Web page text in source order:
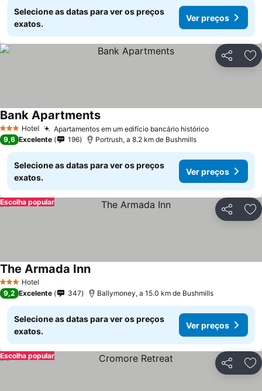
Selecione as datas para ver os preços
exatos.
Ver preços
Partilhar
3 EstrelasHotel Apartamentos em um edifício bancário históricoVer preços
Bank ApartmentsVer preços
9,6 Excelente 196 Portrush, a 8.2 km de Bushmills
Selecione as datas para ver os preços
exatos.
Ver preços
Partilhar
Escolha popular
3 EstrelasHotel
The Armada InnVer preços
9,2 Excelente 347 Ballymoney, a 15.0 km de Bushmills
Selecione as datas para ver os preços
exatos.
Ver preços
Partilhar
Escolha popular